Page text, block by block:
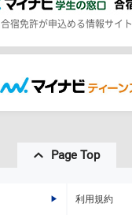
合宿免許が申込める情報サイト
Page Top
利用規約